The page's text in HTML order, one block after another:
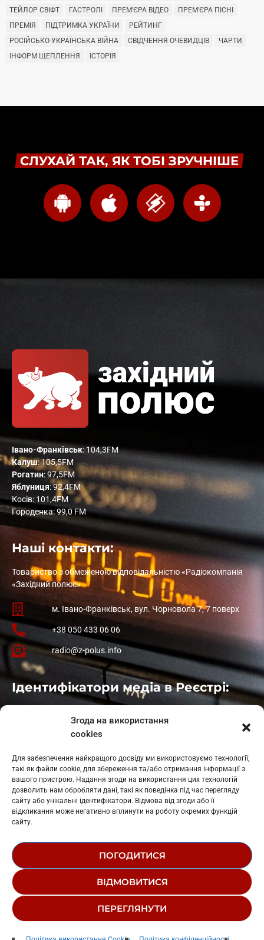
Згода на використання
cookies
Для забезпечення найкращого досвіду ми використовуємо технології,
такі як файли cookie, для збереження та/або отримання інформації з
вашого пристрою. Надання згоди на використання цих технологій
дозволить нам обробляти дані, такі як поведінка під час перегляду
сайту або унікальні ідентифікатори. Відмова від згоди або її
відкликання може негативно вплинути на роботу окремих функцій
сайту.
ПОГОДИТИСЯ
ВІДМОВИТИСЯ
ПЕРЕГЛЯНУТИ
ТЕЙЛОР СВІФТ
ГАСТРОЛІ ПРЕМ'ЄРА ВІДЕО
ПРЕМ'ЄРА ПІСНІ
ПРЕМІЯ
ПІДТРИМКА УКРАЇНИ
РЕЙТИНГ
РОСІЙСЬКО-УКРАЇНСЬКА ВІЙНА
СВІДЧЕННЯ ОЧЕВИДЦІВ
ЧАРТИ
ІНФОРМ ЩЕПЛЕННЯ
ІСТОРІЯ
СЛУХАЙ ТАК, ЯК ТОБІ ЗРУЧНІШЕ
Івано-Франківськ: 104,3FM
Калуш: 105,5FM
Рогатин: 97,5FM
Яблуниця: 92,4FM
Косів: 101,4FM
Городенка: 99,0 FM
Наші контакти:
Товариство з обмеженою відповідальністю «Радіокомпанія
«Західний полюс»
м. Івано-Франківськ, вул. Чорновола 7, 7 поверх
+38 050 433 06 06
radio@z-polus.info
Ідентифікатори медіа в Реєстрі:
: L11-01410
: L11-01801
Косів: L11-01805
Гарасимів: L11-02274
© 1995-2026 РК «ЗАХІДНИЙ ПОЛЮС»
РЕДАКЦІЙНИЙ СТАТУТ
СТРУКТУРА ВЛАСНОСТІ